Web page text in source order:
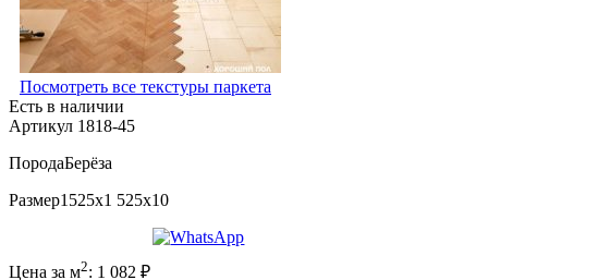
Посмотреть все текстуры паркета
Есть в наличии
Артикул 1818-45
ПородаБерёза
Размер1525x1 525x10
Цена за м2: 1 082 ₽